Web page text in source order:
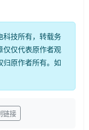
科技所有，转载务
仅仅代表原作者观
归原作者所有。如
链接